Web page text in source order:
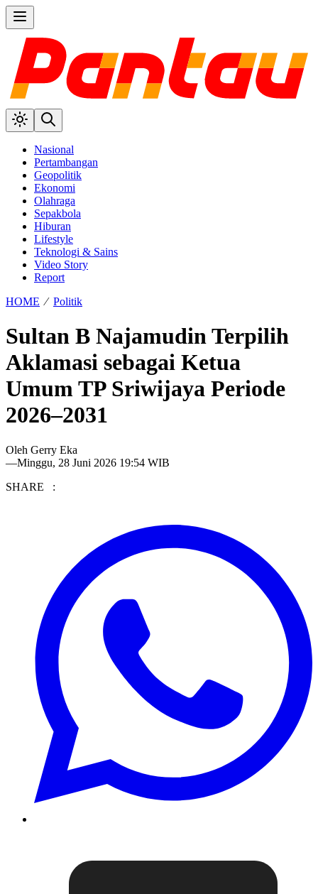
Nasional
Pertambangan
Geopolitik
Ekonomi
Olahraga
Sepakbola
Hiburan
Lifestyle
Teknologi & Sains
Video Story
Report
HOME ⁄ Politik
Sultan B Najamudin Terpilih
Aklamasi sebagai Ketua
Umum TP Sriwijaya Periode
2026–2031
Oleh Gerry Eka
—Minggu, 28 Juni 2026 19:54 WIB
SHARE :